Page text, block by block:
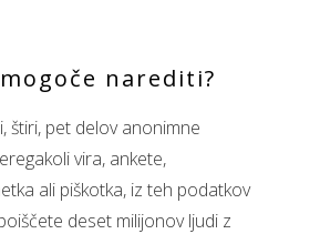
narediti?
štiri, pet delov anonimne
vira, ankete,
ali piškotka, iz teh podatkov
deset milijonov ljudi z